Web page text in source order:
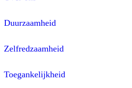
Duurzaamheid
Zelfredzaamheid
Toegankelijkheid